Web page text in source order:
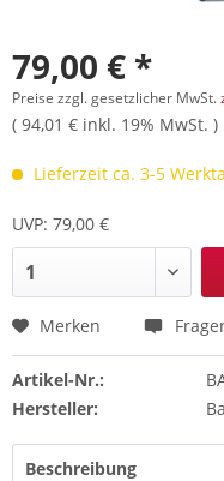
79,00 € *
Preise zzgl. gesetzlicher MwSt.
( 94,01 € inkl. 19% MwSt. )
Lieferzeit ca. 3-5
UVP: 79,00 €
Merken
Artikel-Nr.:
Hersteller:
Beschreibung